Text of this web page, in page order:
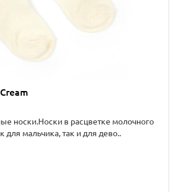
носки.Носки в расцветке молочного
для мальчика, так и для дево..